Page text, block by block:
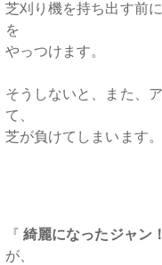
芝刈り機を持ち出す前
を
やっつけます。
そうしないと、また、
て、
芝が負けてしまいます。
『綺麗になったジャン！
が、